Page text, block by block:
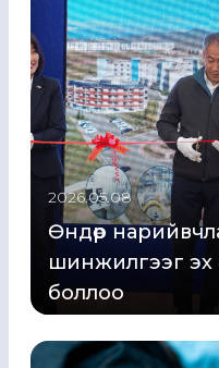
2026.05.08
Өндөр
шинжилгээг
боллоо